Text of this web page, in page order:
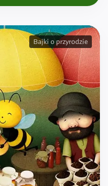
Bajki o przyrodzie